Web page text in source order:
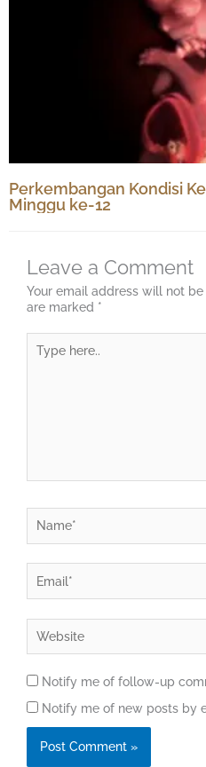
Perkembangan Kondisi
Minggu ke-12
Leave a Comment
Your email address will not
are marked *
here..
Notify me of follow-up
Notify me of new posts by